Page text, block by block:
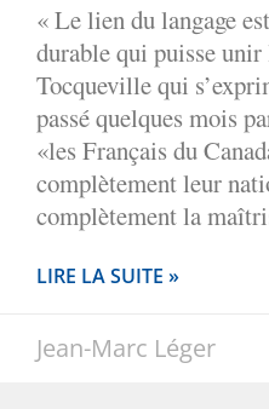
« Le lien du langage
durable qui puisse
Tocqueville qui
passé quelques mois
«les Français du
complètement leur
complètement la
LIRE LA SUITE »
Jean-Marc Léger